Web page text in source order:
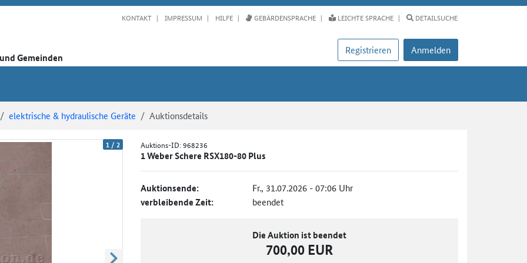
KONTAKT IMPRESSUM HILFE GEBÄRDENSPRACHE LEICHTE SPRACHE DETAILSUCHE
Gemeinden
Registrieren Anmelden
elektrische & hydraulische Geräte Auktionsdetails
1 /2 Auktions-ID:968236
1 Weber Schere RSX180-80 Plus
Auktionsende: Fr., 31.07.2026 - 07:06 Uhr
verbleibende Zeit: beendet
Die Auktion ist beendet
700,00 EUR